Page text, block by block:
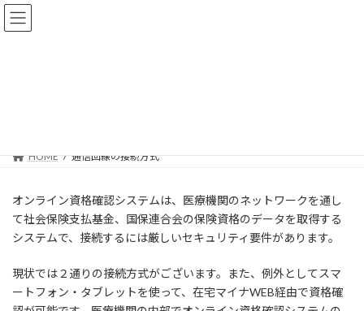
コ
ン
プ
ナ
ビ
動
HOME 通信回線の接続方式
オンライン資格確認システムは、医療機関のネットワークを通し
て社会保険支払基金、国保連合会の保険資格のデータを取得する
システムで、接続するには厳しいセキュリティ要件があります。
現状では２通りの接続方式がございます。また、例外としてスマ
ートフォン・タブレットを使って、在宅マイナWEB経由で資格確